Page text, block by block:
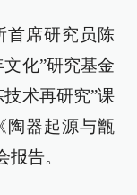
首席研究员陈
化”研究基金
术再研究”课
陶器起源与甑
告。